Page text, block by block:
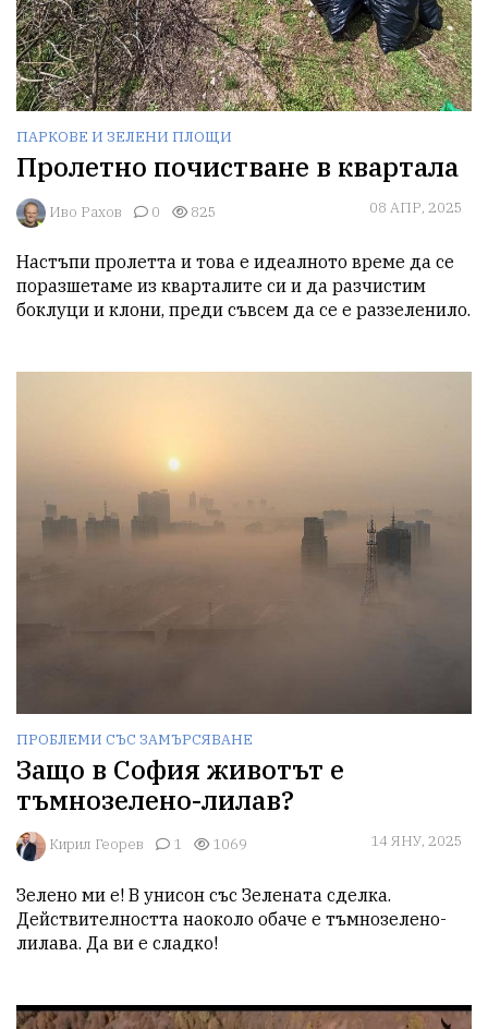
ПАРКОВЕ И ЗЕЛЕНИ ПЛОЩИ
Пролетно почистване в квартала
Иво Рахов 0 825 08 АПР, 2025
Настъпи пролетта и това е идеалното време да се
поразшетаме из кварталите си и да разчистим
боклуци и клони, преди съвсем да се е раззеленило.
ПРОБЛЕМИ СЪС ЗАМЪРСЯВАНЕ
Защо в София животът е
тъмнозелено-лилав?
Кирил Георев 1 1069 14 ЯНУ, 2025
Зелено ми е! В унисон със Зелената сделка.
Действителността наоколо обаче е тъмнозелено-
лилава. Да ви е сладко!